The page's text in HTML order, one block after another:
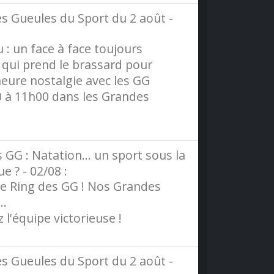
Gueules du Sport du 2 août -
: un face à face toujours
prend le brassard pour
nostalgie avec les GG
11h00 dans les Grandes
: Natation... un sport sous la
? - 02/08 :
des GG ! Nos Grandes
l'équipe victorieuse !
Gueules du Sport du 2 août -